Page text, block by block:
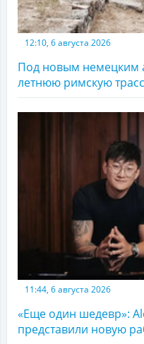
12:10, 6 августа 2026
Под новым немецким
летнюю римскую
11:44, 6 августа 2026
«Еще один шедевр»:
представили новую